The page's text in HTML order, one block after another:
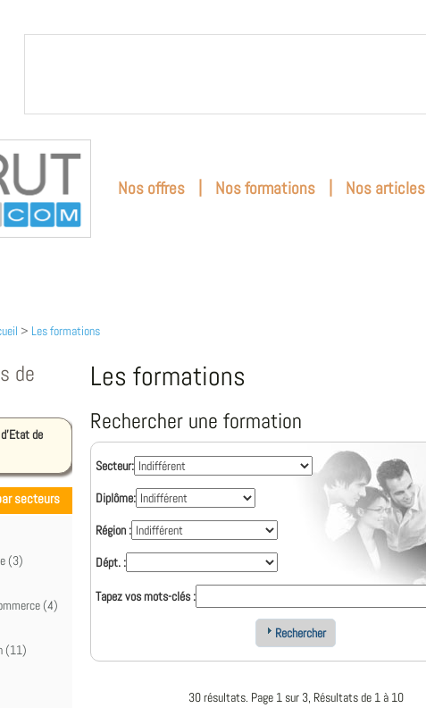
Nos offres | Nos formations | Nos articles
> Les formations
de
de
secteurs
(3)
(4)
(11)
Les formations
Rechercher une formation
Secteur:
Diplôme:
Région :
Dépt. :
Tapez vos mots-clés :
Rechercher
30 résultats. Page 1 sur 3, Résultats de 1 à 10